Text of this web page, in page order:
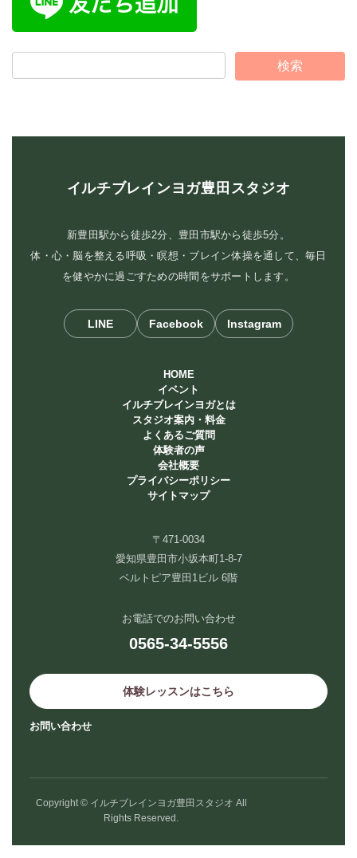
イルチブレインヨガ豊田スタジオ
新豊田駅から徒歩2分、豊田市駅から徒歩5分。
体・心・脳を整える呼吸・瞑想・ブレイン体操を通して、毎日
を健やかに過ごすための時間をサポートします。
LINE Facebook Instagram
HOME
イベント
イルチブレインヨガとは
スタジオ案内・料金
よくあるご質問
体験者の声
会社概要
プライバシーポリシー
サイトマップ
〒471-0034
愛知県豊田市小坂本町1-8-7
ベルトピア豊田1ビル 6階
お電話でのお問い合わせ
0565-34-5556
体験レッスンはこちら
お問い合わせ
Copyright © イルチブレインヨガ豊田スタジオ All
Rights Reserved.